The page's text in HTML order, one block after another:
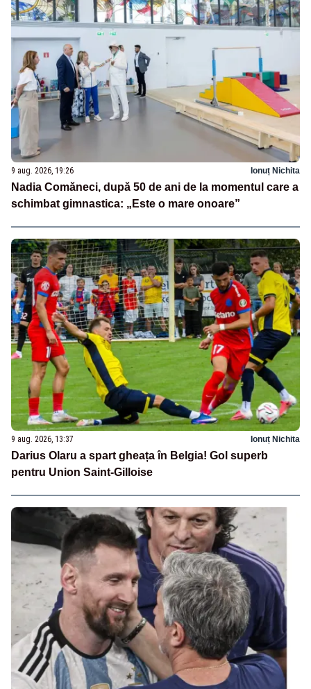
9 aug. 2026, 19:26 Ionuț Nichita
Nadia Comăneci, după 50 de ani de la momentul care a
schimbat gimnastica: „Este o mare onoare”
9 aug. 2026, 13:37 Ionuț Nichita
Darius Olaru a spart gheața în Belgia! Gol superb
pentru Union Saint-Gilloise